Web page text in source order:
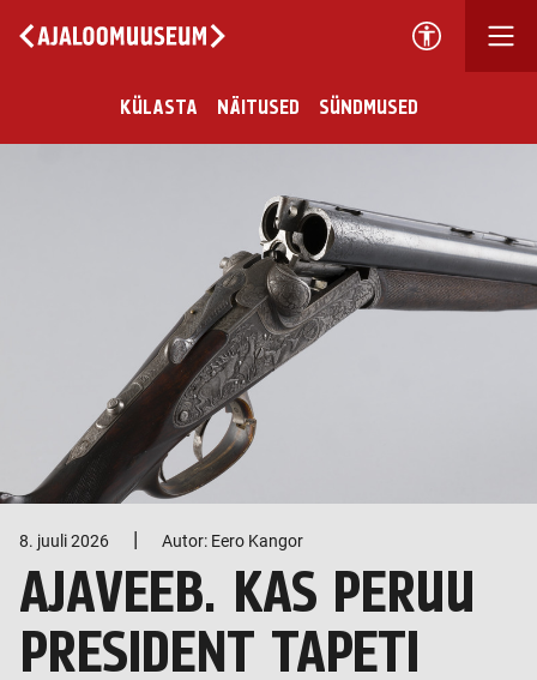
KÜLASTA NÄITUSED SÜNDMUSED
8. juuli 2026 | Autor: Eero Kangor
AJAVEEB. KAS PERUU
PRESIDENT TAPETI